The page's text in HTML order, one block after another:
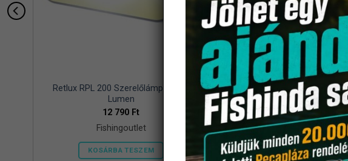
Retlux RPL 200 Szerelőlámpa 1000
Lumen
12 790 Ft
Fishingoutlet
KOSÁRBA TESZEM
Retlux Szénmonoxid
7 450Ft
Fishingoutlet
KOSÁRBA TESZEM